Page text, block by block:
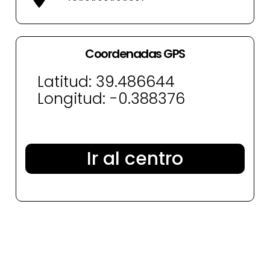
Coordenadas GPS
Latitud: 39.486644
Longitud: -0.388376
Ir al centro